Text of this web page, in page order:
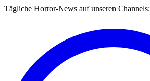
Tägliche Horror-News auf unseren Channels: